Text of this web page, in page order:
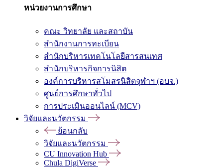
หน่วยงานการศึกษา
คณะ วิทยาลัย และสถาบัน
สำนักงานการทะเบียน
สำนักบริหารเทคโนโลยีสารสนเทศ
สำนักบริหารกิจการนิสิต
องค์การบริหารสโมสรนิสิตจุฬาฯ (อบจ.)
ศูนย์การศึกษาทั่วไป
การประเมินออนไลน์ (MCV)
วิจัยและนวัตกรรม
ย้อนกลับ
วิจัยและนวัตกรรม
CU Innovation Hub
Chula DigiVerse